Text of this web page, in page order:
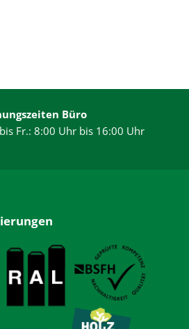
Büro
Fr.: 8:00 Uhr bis 16:00 Uhr